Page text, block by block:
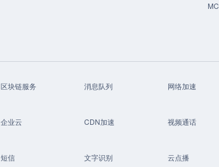
区块链服务 消息队列
网络加速
企业云 CDN加速
视频通话
短信 文字识别
云点播